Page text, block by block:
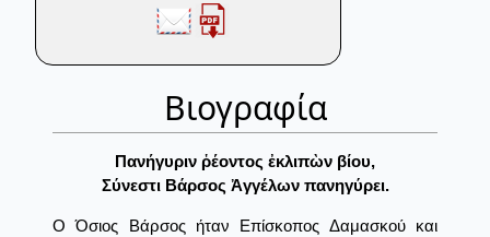
Βιογραφία
Πανήγυριν ῥέοντος ἐκλιπὼν βίου,
Σύνεστι Βάρσος Ἀγγέλων πανηγύρει.
Ο Όσιος Βάρσος ήταν Επίσκοπος Δαμασκού και